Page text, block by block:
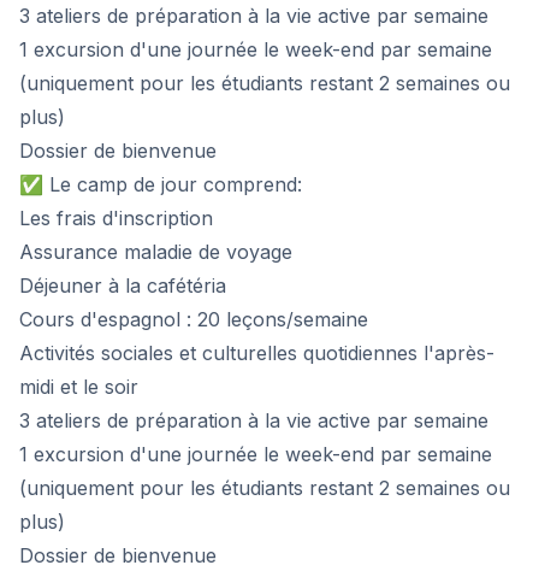
3 ateliers de préparation à la vie active par semaine
1 excursion d'une journée le week-end par semaine
(uniquement pour les étudiants restant 2 semaines ou
plus)
Dossier de bienvenue
✅ Le camp de jour comprend:
Les frais d'inscription
Assurance maladie de voyage
Déjeuner à la cafétéria
Cours d'espagnol : 20 leçons/semaine
Activités sociales et culturelles quotidiennes l'après-
midi et le soir
3 ateliers de préparation à la vie active par semaine
1 excursion d'une journée le week-end par semaine
(uniquement pour les étudiants restant 2 semaines ou
plus)
Dossier de bienvenue